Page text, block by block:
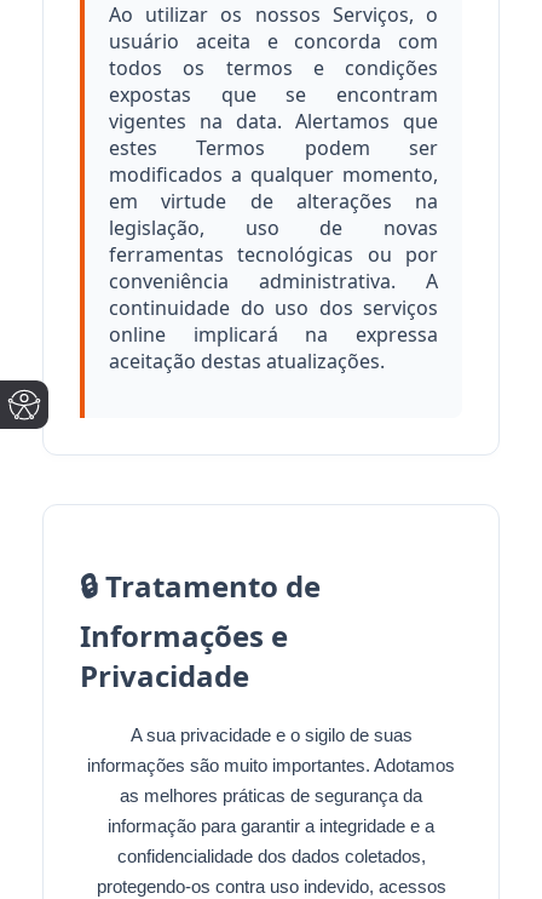
Ao utilizar os nossos Serviços, o
usuário aceita e concorda com
todos os termos e condições
expostas que se encontram
vigentes na data. Alertamos que
estes Termos podem ser
modificados a qualquer momento,
em virtude de alterações na
legislação, uso de novas
ferramentas tecnológicas ou por
conveniência administrativa. A
continuidade do uso dos serviços
online implicará na expressa
aceitação destas atualizações.
🔒 Tratamento de
Informações e
Privacidade
A sua privacidade e o sigilo de suas
informações são muito importantes. Adotamos
as melhores práticas de segurança da
informação para garantir a integridade e a
confidencialidade dos dados coletados,
protegendo-os contra uso indevido, acessos